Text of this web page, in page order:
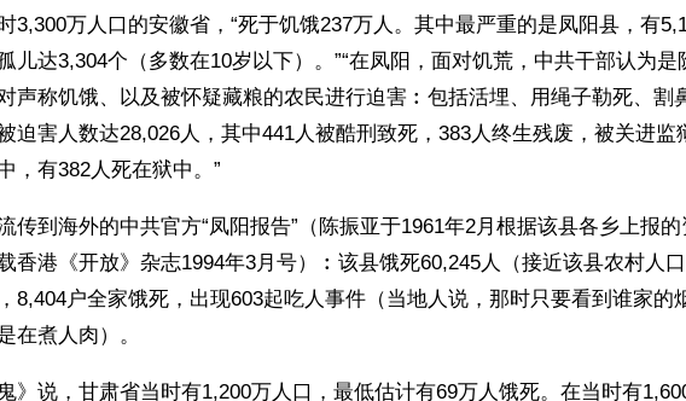
3,300万人口的安徽省，“死于饥饿237万人。其中最严重的是凤阳县，有
儿达3,304个（多数在10岁以下）。”“在凤阳，面对饥荒，中共干部认为是
声称饥饿、以及被怀疑藏粮的农民进行迫害︰包括活埋、用绳子勒死、割
害人数达28,026人，其中441人被酷刑致死，383人终生残废，被关进监
，有382人死在狱中。”
传到海外的中共官方“凤阳报告”（陈振亚于1961年2月根据该县各乡上报的
香港《开放》杂志1994年3月号）︰该县饿死60,245人（接近该县农村人
8,404户全家饿死，出现603起吃人事件（当地人说，那时只要看到谁家的
在煮人肉）。
鬼》说，甘肃省当时有1,200万人口，最低估计有69万人饿死。在当时有